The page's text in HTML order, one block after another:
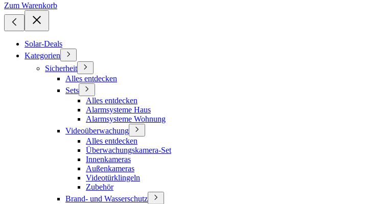
Zum Warenkorb
Solar-Deals
Kategorien
Sicherheit
Alles entdecken
Sets
Alles entdecken
Alarmsysteme Haus
Alarmsysteme Wohnung
Videoüberwachung
Alles entdecken
Überwachungskamera-Set
Innenkameras
Außenkameras
Videotürklingeln
Zubehör
Brand- und Wasserschutz